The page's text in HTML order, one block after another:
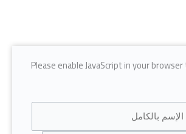
Please enable JavaScript in your